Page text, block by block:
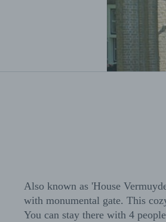
Also known as 'House
with monumental gate. This
You can stay there with 4